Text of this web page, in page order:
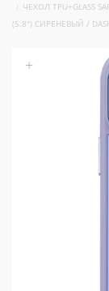
ЧЕХОЛ TPU+GLASS
(5.8") СИРЕНЕВЫЙ /
+